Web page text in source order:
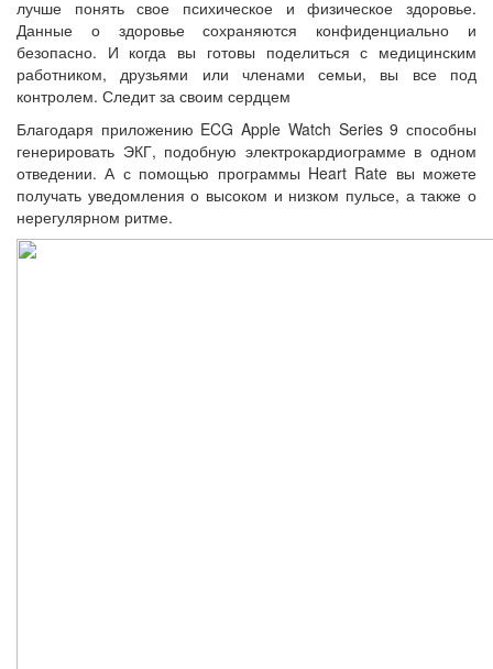
лучше понять свое психическое и физическое здоровье.
Данные о здоровье сохраняются конфиденциально и
безопасно. И когда вы готовы поделиться с медицинским
работником, друзьями или членами семьи, вы все под
контролем. Следит за своим сердцем
Благодаря приложению ECG Apple Watch Series 9 способны
генерировать ЭКГ, подобную электрокардиограмме в одном
отведении. А с помощью программы Heart Rate вы можете
получать уведомления о высоком и низком пульсе, а также о
нерегулярном ритме.